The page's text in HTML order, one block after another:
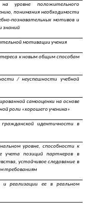
уровне положительного
понимания необходимости
познавательных мотивов и
знаний
мотивации учения
к новым общим способам
/ неуспешности учебной
самооценки на основе
роли «хорошего ученика»
идентичности в
уровне, способности к
учета позиций партнеров в
устойчивое следование в
требованиям
реализации ее в реальном